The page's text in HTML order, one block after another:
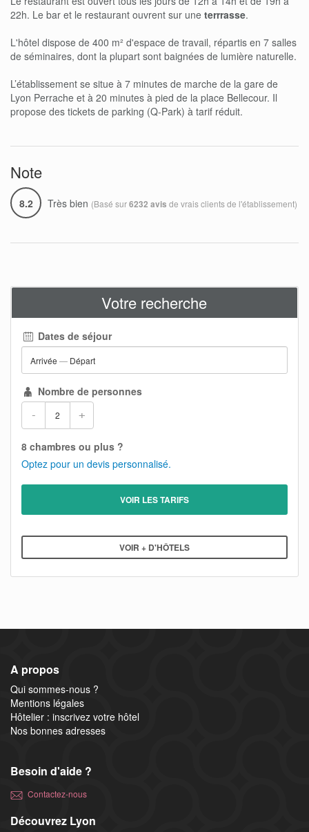
22h. Le bar et le restaurant ouvrent sur une terrrasse.
L'hôtel dispose de 400 m² d'espace de travail, répartis en 7 salles
de séminaires, dont la plupart sont baignées de lumière naturelle.
L’établissement se situe à 7 minutes de marche de la gare de
Lyon Perrache et à 20 minutes à pied de la place Bellecour. Il
propose des tickets de parking (Q-Park) à tarif réduit.
Note
8.2 Très bien (Basé sur6232 avis de vrais clients de l'établissement)
Votre recherche
Dates de séjour
Arrivée — Départ
Nombre de personnes
- +
8 chambres ou plus ?
Optez pour un devis personnalisé.
VOIR LES TARIFS
VOIR + D'HÔTELS
A propos
Qui sommes-nous ?
Mentions légales
Hôtelier : inscrivez votre hôtel
Nos bonnes adresses
Besoin d'aide ?
Contactez-nous
Découvrez Lyon